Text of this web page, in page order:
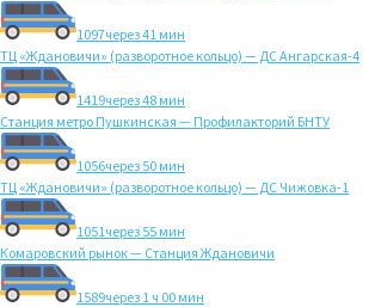
1097через 41 мин
ТЦ «Ждановичи» (разворотное кольцо) — ДС Ангарская-4
1419через 48 мин
Станция метро Пушкинская — Профилакторий БНТУ
1056через 50 мин
ТЦ «Ждановичи» (разворотное кольцо) — ДС Чижовка-1
1051через 55 мин
Комаровский рынок — Станция Ждановичи
1589через 1 ч 00 мин